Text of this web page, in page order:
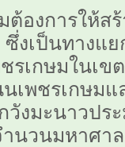
การให้สร้
งเป็นทางแ
รเกษมในเข
เพชรเกษม
งมะนาวปร
ำนวนมหาศา